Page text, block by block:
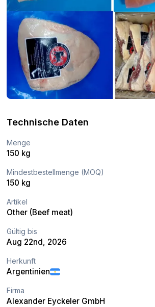
Technische Daten
Menge
150 kg
Mindestbestellmenge (MOQ)
150 kg
Artikel
Other (Beef meat)
Gültig bis
Aug 22nd, 2026
Herkunft
Argentinien
Firma
Alexander Eyckeler GmbH